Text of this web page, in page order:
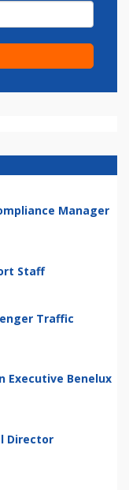
Manager
Staff
Traffic
Executive Benelux
Director